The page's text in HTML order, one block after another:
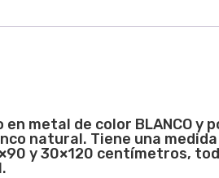
metal de color BLANCO
natural. Tiene una
y 30×120 centímetros,